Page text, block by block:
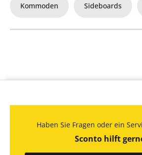
Kommoden Sideboards
Haben Sie Fragen oder ein
Sconto hilft